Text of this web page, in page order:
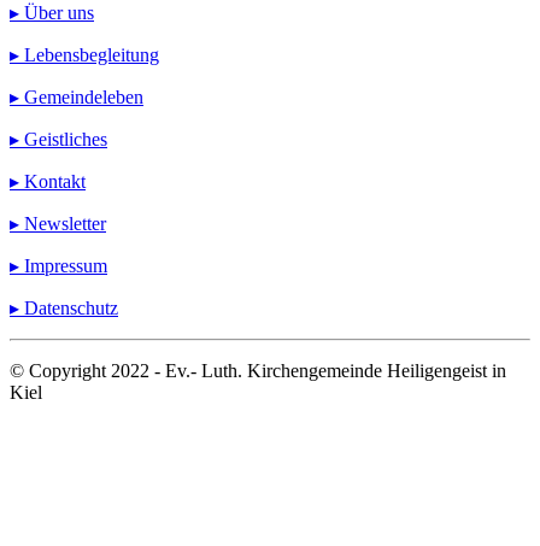
▸ Über uns
▸ Lebensbegleitung
▸ Gemeindeleben
▸ Geistliches
▸ Kontakt
▸ Newsletter
▸ Impressum
▸ Datenschutz
© Copyright 2022 - Ev.- Luth. Kirchengemeinde Heiligengeist in
Kiel